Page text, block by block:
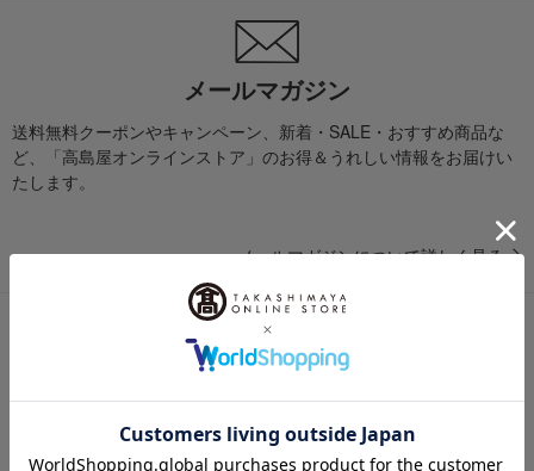
メールマガジン
送料無料クーポンやキャンペーン、新着・SALE・おすすめ商品な
ど、「高島屋オンラインストア」のお得＆うれしい情報をお届けい
たします。
メールマガジンについて詳しく見る
LINE公式アカウント
高島屋オンラインストアLINE公式アカウントでは百貨店ならではの